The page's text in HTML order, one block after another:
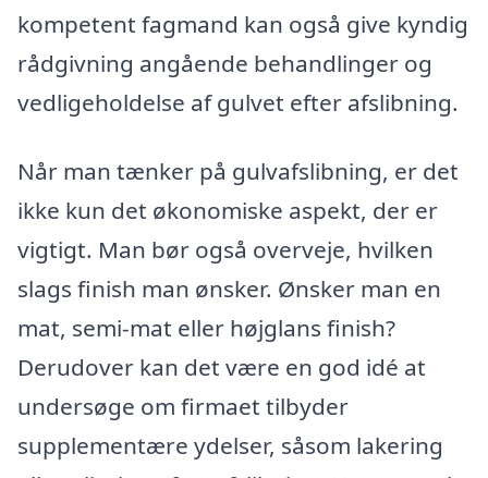
kompetent fagmand kan også give kyndig
rådgivning angående behandlinger og
vedligeholdelse af gulvet efter afslibning.
Når man tænker på gulvafslibning, er det
ikke kun det økonomiske aspekt, der er
vigtigt. Man bør også overveje, hvilken
slags finish man ønsker. Ønsker man en
mat, semi-mat eller højglans finish?
Derudover kan det være en god idé at
undersøge om firmaet tilbyder
supplementære ydelser, såsom lakering